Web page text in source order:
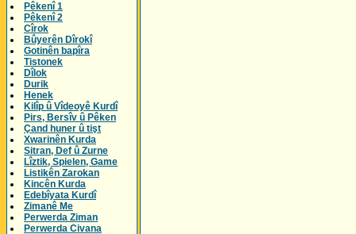
Pêkenî 1
Pêkenî 2
Cîrok
Bûyerên Dîrokî
Gotinên bapîra
Tistonek
Dîlok
Durik
Henek
Kilîp û Vîdeoyê Kurdî
Pirs, Bersîv û Pêken
Çand huner û tişt
Xwarinên Kurda
Sitran, Def û Zurne
Lîztik, Spielen, Game
Listikên Zarokan
Kincên Kurda
Edebîyata Kurdî
Zimanê Me
Perwerda Ziman
Perwerda Civana